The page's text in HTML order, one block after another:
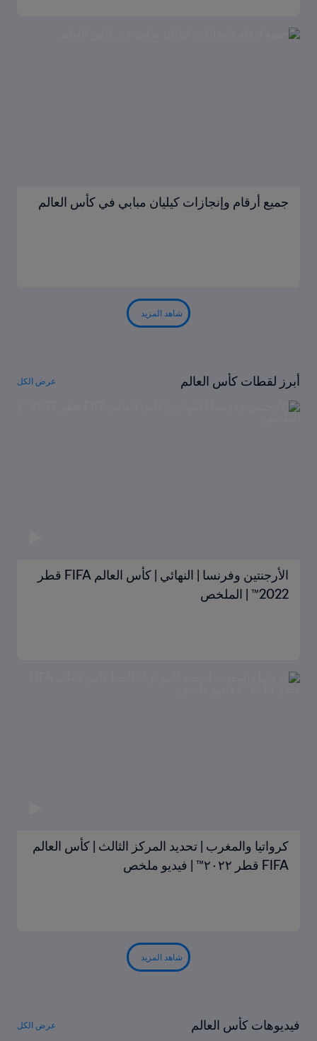
جميع أرقام وإنجازات كيليان مبابي في كأس العالم
شاهد المزيد
أبرز لقطات كأس العالم عرض الكل
الأرجنتين وفرنسا | النهائي | كأس العالم FIFA قطر
2022™ | الملخص
كرواتيا والمغرب | تحديد المركز الثالث | كأس العالم
FIFA قطر ٢٠٢٢™ | فيديو ملخص
شاهد المزيد
فيديوهات كأس العالم عرض الكل